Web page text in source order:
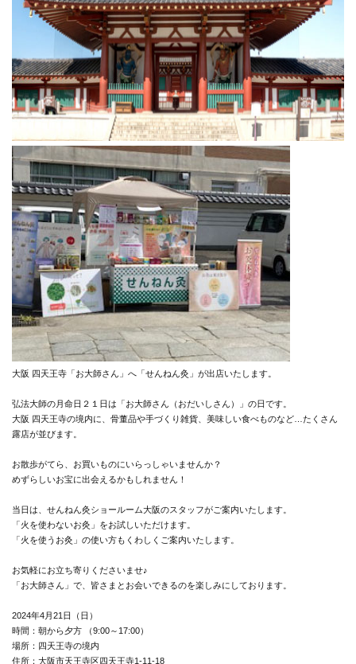
大阪 四天王寺「お大師さん」へ「せんねん灸」が出店いたします。
弘法大師の月命日２１日は「お大師さん（おだいしさん）」の日です。
大阪 四天王寺の境内に、骨董品や手づくり雑貨、美味しい食べものなど…たくさん
露店が並びます。
お散歩がてら、お買いものにいらっしゃいませんか？
めずらしいお宝に出会えるかもしれません！
当日は、せんねん灸ショールーム大阪のスタッフがご案内いたします。
「火を使わないお灸」をお試しいただけます。
「火を使うお灸」の使い方もくわしくご案内いたします。
お気軽にお立ち寄りくださいませ♪
「お大師さん」で、皆さまとお会いできるのを楽しみにしております。
2024年4月21日（日）
時間：朝から夕方 （9:00～17:00）
場所：四天王寺の境内
住所：大阪市天王寺区四天王寺1-11-18